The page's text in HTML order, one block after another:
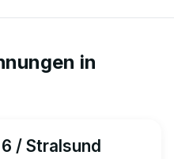
in
/ Stralsund